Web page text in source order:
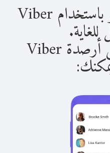
الاتصال على النيجر باستخدام Viber
بمجرد حصولك على أرصدة Viber